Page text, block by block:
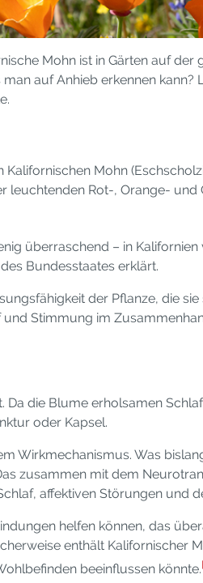
Mohn ist in Gärten auf
auf Anhieb erkennen
Mohn
Rot-, Orange-
überraschend – in
Bundesstaates erklärt.
der Pflanze, die
Stimmung im
die Blume erholsamen
oder Kapsel.
Wirkmechanismus. Was
zusammen mit dem
affektiven Störungen und
helfen können, das
enthält Kalifornischer
beeinflussen könnte.